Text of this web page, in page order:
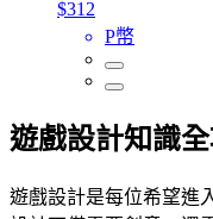
$312
P幣
遊戲設計知識
遊戲設計是每位希望進